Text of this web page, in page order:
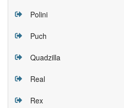
Polini
Puch
Quadzilla
Real
Rex